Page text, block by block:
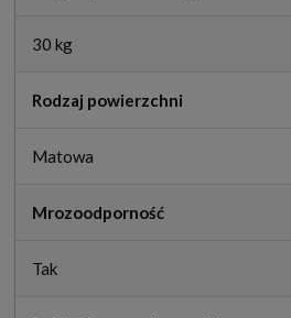
30 kg
Rodzaj powierzchni
Matowa
Mrozoodporność
Tak